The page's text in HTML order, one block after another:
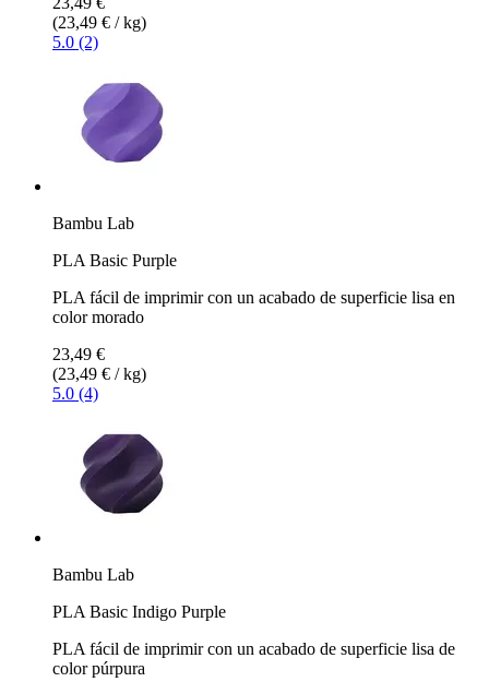
(23,49 € / kg)
5.0 (2)
Bambu Lab
PLA Basic Purple
PLA fácil de imprimir con un acabado de superficie lisa en
color morado
23,49 €
(23,49 € / kg)
5.0 (4)
Bambu Lab
PLA Basic Indigo Purple
PLA fácil de imprimir con un acabado de superficie lisa de
color púrpura